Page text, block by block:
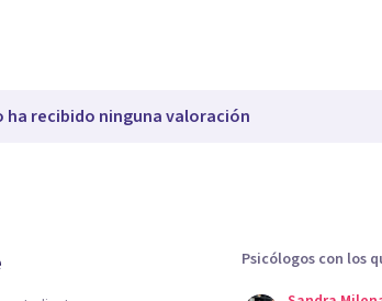
ha recibido ninguna valoración
Psicólogos con los